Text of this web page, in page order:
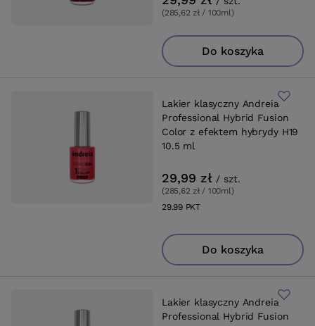
(285,62 zł / 100ml)
Do koszyka
Lakier klasyczny Andreia
Professional Hybrid Fusion
Color z efektem hybrydy H19
10.5 ml
29,99 zł / szt.
(285,62 zł / 100ml)
29.99PKTpunktów
Do koszyka
Lakier klasyczny Andreia
Professional Hybrid Fusion